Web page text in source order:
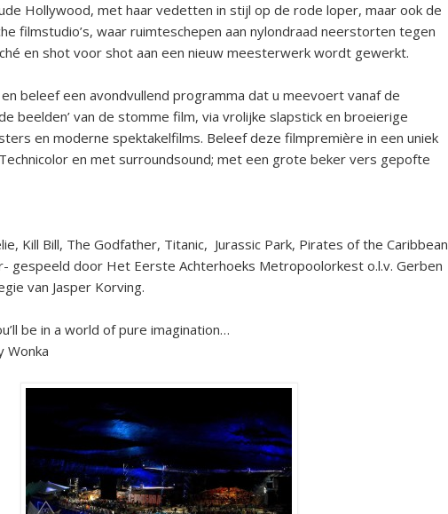
Hollywood, met haar vedetten in stijl op de rode loper, maar ook de
filmstudio’s, waar ruimteschepen aan nylondraad neerstorten tegen
en shot voor shot aan een nieuw meesterwerk wordt gewerkt.
beleef een avondvullend programma dat u meevoert vanaf de
beelden’ van de stomme film, via vrolijke slapstick en broeierige
en moderne spektakelfilms. Beleef deze filmpremière in een uniek
en met surroundsound; met een grote beker vers gepofte
Kill Bill, The Godfather, Titanic, Jurassic Park, Pirates of the Caribbean
gespeeld door Het Eerste Achterhoeks Metropoolorkest o.l.v. Gerben
van Jasper Korving.
be in a world of pure imagination…
Wonka